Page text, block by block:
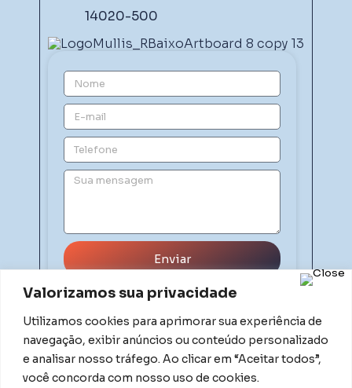
Valorizamos sua privacidade
Utilizamos cookies para aprimorar sua experiência de
navegação, exibir anúncios ou conteúdo personalizado
e analisar nosso tráfego. Ao clicar em “Aceitar todos”,
você concorda com nosso uso de cookies.
14020-500
Enviar